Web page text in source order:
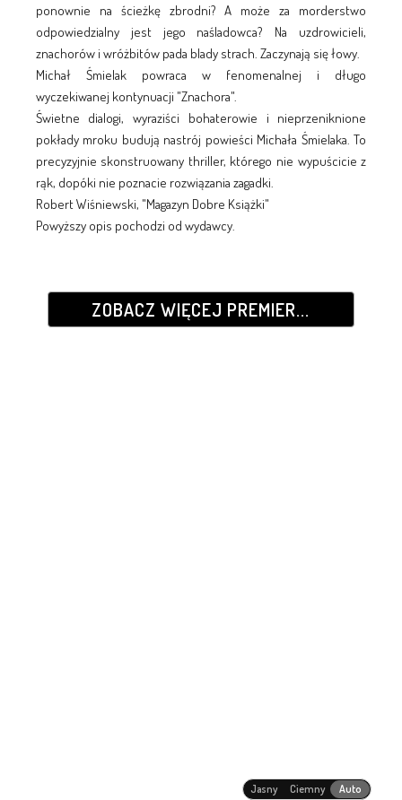
ponownie na ścieżkę zbrodni? A może za morderstwo
odpowiedzialny jest jego naśladowca? Na uzdrowicieli,
znachorów i wróżbitów pada blady strach. Zaczynają się łowy.
Michał Śmielak powraca w fenomenalnej i długo
wyczekiwanej kontynuacji "Znachora".
Świetne dialogi, wyraziści bohaterowie i nieprzeniknione
pokłady mroku budują nastrój powieści Michała Śmielaka. To
precyzyjnie skonstruowany thriller, którego nie wypuścicie z
rąk, dopóki nie poznacie rozwiązania zagadki.
Robert Wiśniewski, "Magazyn Dobre Książki"
Powyższy opis pochodzi od wydawcy.
ZOBACZ WIĘCEJ PREMIER...
Jasny Ciemny Auto